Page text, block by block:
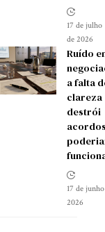
17 de julho
de 2026
Ruído
a falta
clareza
destrói
17 de
2026